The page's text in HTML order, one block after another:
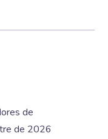
de
de 2026